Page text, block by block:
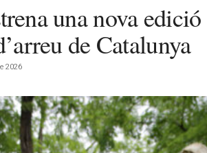
una nova
de Catalunya
2026